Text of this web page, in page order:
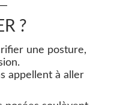
?
une posture,
appellent à aller